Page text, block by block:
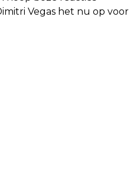
Vegas het nu op voor